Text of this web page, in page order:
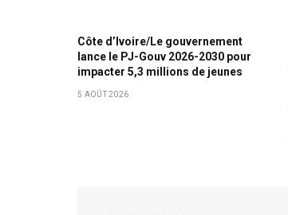
Côte d’Ivoire/Le gouvernement
lance le PJ-Gouv 2026-2030 pour
impacter 5,3 millions de jeunes
5 AOÛT 2026